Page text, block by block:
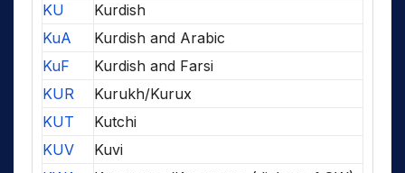
KU
Kurdish
KuA
Kurdish and Arabic
KuF
Kurdish and Farsi
KUR
Kurukh/Kurux
KUT
Kutchi
KUV
Kuvi